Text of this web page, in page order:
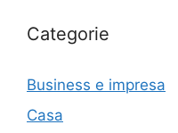
Categorie
Business e impresa
Casa